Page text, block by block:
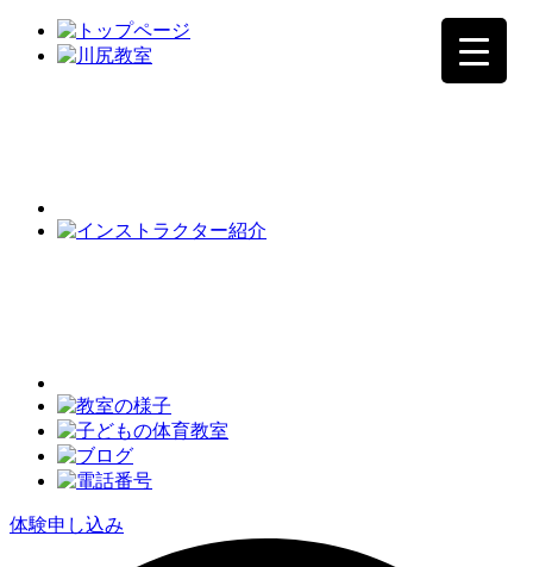
体験申し込み